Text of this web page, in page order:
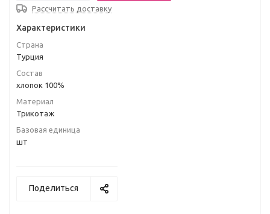
Рассчитать доставку
Характеристики
Страна
Турция
Состав
хлопок 100%
Материал
Трикотаж
Базовая единица
шт
Поделиться